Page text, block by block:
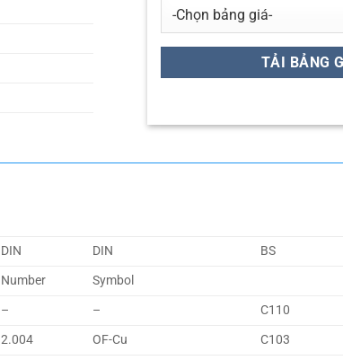
DIN DIN BS
Number
Symbol
– – C110
2.004 OF-Cu C103